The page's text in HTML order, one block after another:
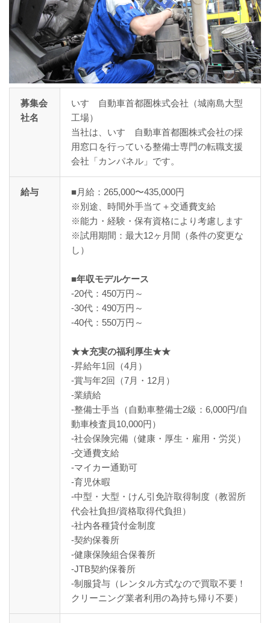
募集会
社名
いすゞ自動車首都圏株式会社（城南島大型
工場）
当社は、いすゞ自動車首都圏株式会社の採
用窓口を行っている整備士専門の転職支援
会社「カンパネル」です。
給与
■月給：265,000〜435,000円
※別途、時間外手当て＋交通費支給
※能力・経験・保有資格により考慮します
※試用期間：最大12ヶ月間（条件の変更な
し）
■年収モデルケース
-20代：450万円～
-30代：490万円～
-40代：550万円～
★★充実の福利厚生★★
-昇給年1回（4月）
-賞与年2回（7月・12月）
-業績給
-整備士手当（自動車整備士2級：6,000円/自
動車検査員10,000円）
-社会保険完備（健康・厚生・雇用・労災）
-交通費支給
-マイカー通勤可
-育児休暇
-中型・大型・けん引免許取得制度（教習所
代会社負担/資格取得代負担）
-社内各種貸付金制度
-契約保養所
-健康保険組合保養所
-JTB契約保養所
-制服貸与（レンタル方式なので買取不要！
クリーニング業者利用の為持ち帰り不要）